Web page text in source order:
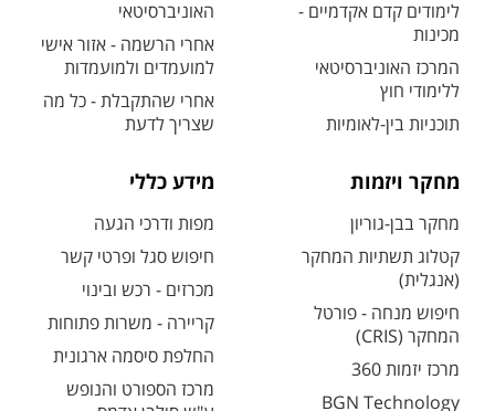
לימודים קדם אקדמיים -
מכינות
המרכז האוניברסיטאי
ללימודי חוץ
תוכניות בין-לאומיות
האוניברסיטאי
אחרי הרשמה - אזור אישי
למועמדים ולמועמדות
אחרי שהתקבלת - כל מה
שצריך לדעת
מחקר ויזמות
מחקר בבן-גוריון
קטלוג תשתיות המחקר
(אנגלית)
חיפוש מנחה - פורטל
המחקר (CRIS)
מרכז יזמות 360
BGN Technology
מידע כללי
מפות ודרכי הגעה
חיפוש סגל ופרטי קשר
מכרזים - רכש ובינוי
קריירה - משרות פתוחות
החלפת סיסמה ארגונית
מרכז הספורט והנופש